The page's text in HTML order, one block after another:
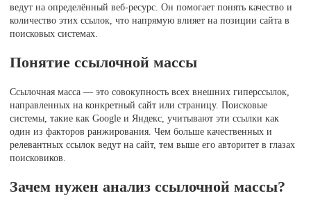
ведут на определённый веб-ресурс. Он помогает понять качество и
количество этих ссылок, что напрямую влияет на позиции сайта в
поисковых системах.
Понятие ссылочной массы
Ссылочная масса — это совокупность всех внешних гиперссылок,
направленных на конкретный сайт или страницу. Поисковые
системы, такие как Google и Яндекс, учитывают эти ссылки как
один из факторов ранжирования. Чем больше качественных и
релевантных ссылок ведут на сайт, тем выше его авторитет в глазах
поисковиков.
Зачем нужен анализ ссылочной массы?